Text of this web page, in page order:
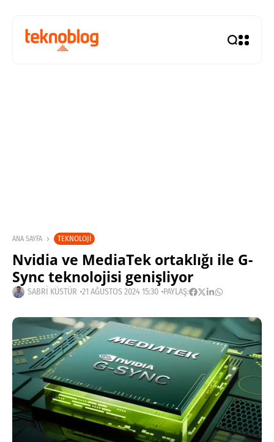
ANA SAYFA TEKNOLOJI
Nvidia ve MediaTek ortaklığı ile G-
Sync teknolojisi genişliyor
SABRI KÜSTÜR 21 AĞUSTOS 2024 15:30 PAYLAŞ: